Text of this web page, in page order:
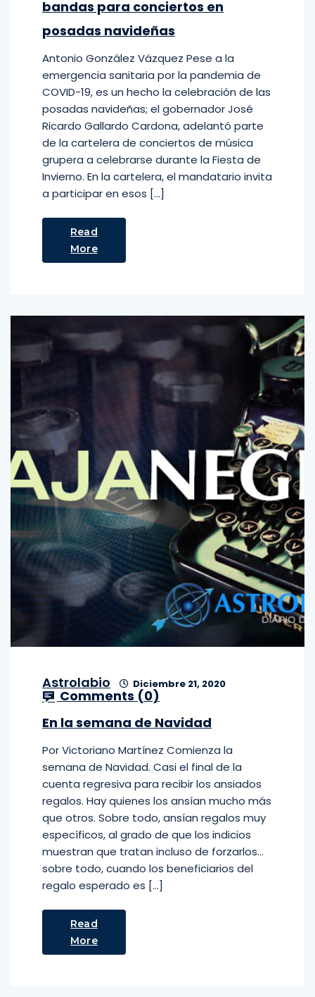
bandas para conciertos en
posadas navideñas
Antonio González Vázquez Pese a la
emergencia sanitaria por la pandemia de
COVID-19, es un hecho la celebración de las
posadas navideñas; el gobernador José
Ricardo Gallardo Cardona, adelantó parte
de la cartelera de conciertos de música
grupera a celebrarse durante la Fiesta de
Invierno. En la cartelera, el mandatario invita
a participar en esos […]
Read
More
Astrolabio Diciembre 21, 2020
Comments (0)
En la semana de Navidad
Por Victoriano Martínez Comienza la
semana de Navidad. Casi el final de la
cuenta regresiva para recibir los ansiados
regalos. Hay quienes los ansían mucho más
que otros. Sobre todo, ansían regalos muy
específicos, al grado de que los indicios
muestran que tratan incluso de forzarlos…
sobre todo, cuando los beneficiarios del
regalo esperado es […]
Read
More